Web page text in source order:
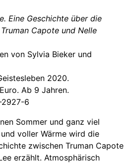
Eine Geschichte über die
Capote und Nelle
von Sylvia Bieker und
2020.
Ab 9 Jahren.
2927-6
Sommer und ganz viel
voller Wärme wird die
zwischen Truman Capote
erzählt. Atmosphärisch